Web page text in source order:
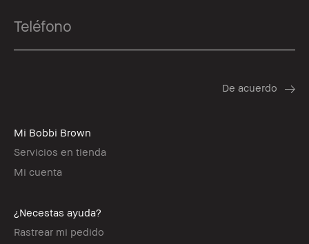
Mi Bobbi Brown
Servicios en tienda
Mi cuenta
¿Necestas ayuda?
Rastrear mi pedido